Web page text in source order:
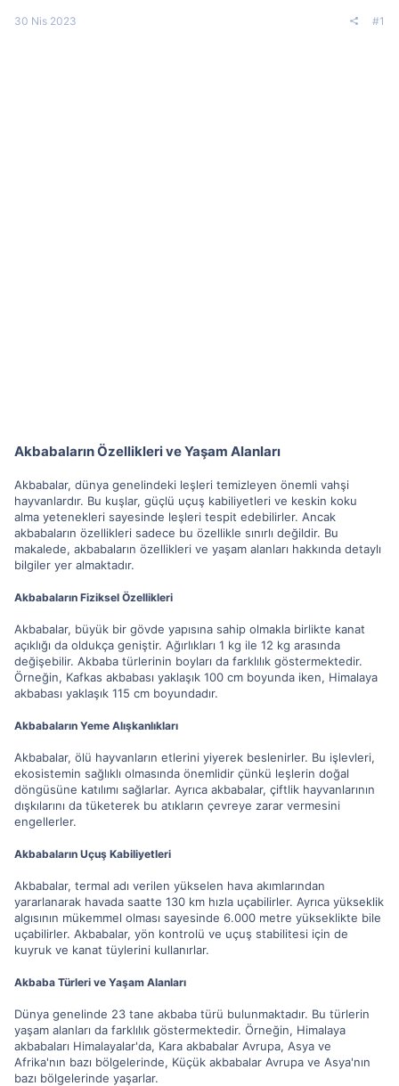
30 Nis 2023 #1
Akbabaların Özellikleri ve Yaşam Alanları
Akbabalar, dünya genelindeki leşleri temizleyen önemli vahşi
hayvanlardır. Bu kuşlar, güçlü uçuş kabiliyetleri ve keskin koku
alma yetenekleri sayesinde leşleri tespit edebilirler. Ancak
akbabaların özellikleri sadece bu özellikle sınırlı değildir. Bu
makalede, akbabaların özellikleri ve yaşam alanları hakkında detaylı
bilgiler yer almaktadır.
Akbabaların Fiziksel Özellikleri
Akbabalar, büyük bir gövde yapısına sahip olmakla birlikte kanat
açıklığı da oldukça geniştir. Ağırlıkları 1 kg ile 12 kg arasında
değişebilir. Akbaba türlerinin boyları da farklılık göstermektedir.
Örneğin, Kafkas akbabası yaklaşık 100 cm boyunda iken, Himalaya
akbabası yaklaşık 115 cm boyundadır.
Akbabaların Yeme Alışkanlıkları
Akbabalar, ölü hayvanların etlerini yiyerek beslenirler. Bu işlevleri,
ekosistemin sağlıklı olmasında önemlidir çünkü leşlerin doğal
döngüsüne katılımı sağlarlar. Ayrıca akbabalar, çiftlik hayvanlarının
dışkılarını da tüketerek bu atıkların çevreye zarar vermesini
engellerler.
Akbabaların Uçuş Kabiliyetleri
Akbabalar, termal adı verilen yükselen hava akımlarından
yararlanarak havada saatte 130 km hızla uçabilirler. Ayrıca yükseklik
algısının mükemmel olması sayesinde 6.000 metre yükseklikte bile
uçabilirler. Akbabalar, yön kontrolü ve uçuş stabilitesi için de
kuyruk ve kanat tüylerini kullanırlar.
Akbaba Türleri ve Yaşam Alanları
Dünya genelinde 23 tane akbaba türü bulunmaktadır. Bu türlerin
yaşam alanları da farklılık göstermektedir. Örneğin, Himalaya
akbabaları Himalayalar'da, Kara akbabalar Avrupa, Asya ve
Afrika'nın bazı bölgelerinde, Küçük akbabalar Avrupa ve Asya'nın
bazı bölgelerinde yaşarlar.